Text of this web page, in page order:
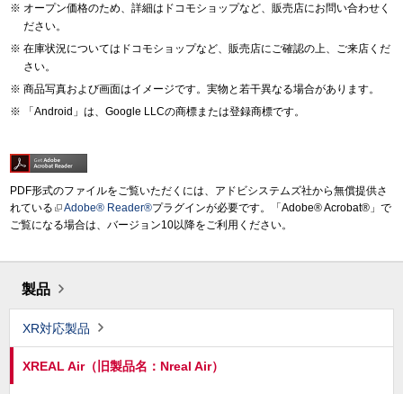
オープン価格のため、詳細はドコモショップなど、販売店にお問い合わせく
ださい。
在庫状況についてはドコモショップなど、販売店にご確認の上、ご来店くだ
さい。
商品写真および画面はイメージです。実物と若干異なる場合があります。
「Android」は、Google LLCの商標または登録商標です。
PDF形式のファイルをご覧いただくには、アドビシステムズ社から無償提供さ
れている
Adobe® Reader®プラグインが必要です。「Adobe® Acrobat®」で
ご覧になる場合は、バージョン10以降をご利用ください。
製品
XR対応製品
XREAL Air（旧製品名：Nreal Air）